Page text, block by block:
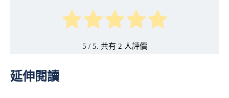
5 / 5. 共有 2
延伸閱讀